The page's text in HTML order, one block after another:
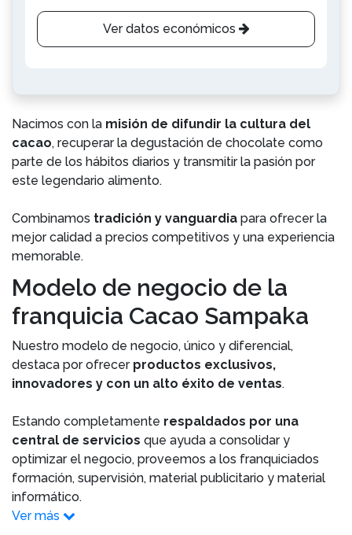
Ver datos económicos
Nacimos con la misión de difundir la cultura del
cacao, recuperar la degustación de chocolate como
parte de los hábitos diarios y transmitir la pasión por
este legendario alimento.
Combinamos tradición y vanguardia para ofrecer la
mejor calidad a precios competitivos y una experiencia
memorable.
Modelo de negocio de la
franquicia Cacao Sampaka
Nuestro modelo de negocio, único y diferencial,
destaca por ofrecerproductos exclusivos,
innovadores y con un alto éxito de ventas.
Estando completamente respaldados por una
central de servicios que ayuda a consolidar y
optimizar el negocio, proveemos a los franquiciados
formación, supervisión, material publicitario y material
informático.
Ver más